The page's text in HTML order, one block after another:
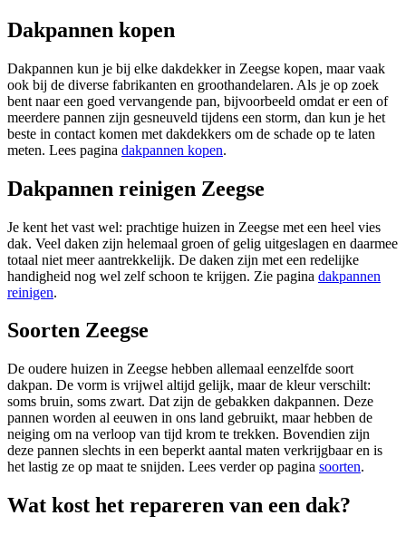
Dakpannen kopen
Dakpannen kun je bij elke dakdekker in Zeegse kopen, maar vaak
ook bij de diverse fabrikanten en groothandelaren. Als je op zoek
bent naar een goed vervangende pan, bijvoorbeeld omdat er een of
meerdere pannen zijn gesneuveld tijdens een storm, dan kun je het
beste in contact komen met dakdekkers om de schade op te laten
meten. Lees pagina dakpannen kopen.
Dakpannen reinigen Zeegse
Je kent het vast wel: prachtige huizen in Zeegse met een heel vies
dak. Veel daken zijn helemaal groen of gelig uitgeslagen en daarmee
totaal niet meer aantrekkelijk. De daken zijn met een redelijke
handigheid nog wel zelf schoon te krijgen. Zie pagina dakpannen
reinigen.
Soorten Zeegse
De oudere huizen in Zeegse hebben allemaal eenzelfde soort
dakpan. De vorm is vrijwel altijd gelijk, maar de kleur verschilt:
soms bruin, soms zwart. Dat zijn de gebakken dakpannen. Deze
pannen worden al eeuwen in ons land gebruikt, maar hebben de
neiging om na verloop van tijd krom te trekken. Bovendien zijn
deze pannen slechts in een beperkt aantal maten verkrijgbaar en is
het lastig ze op maat te snijden. Lees verder op pagina soorten.
Wat kost het repareren van een dak?